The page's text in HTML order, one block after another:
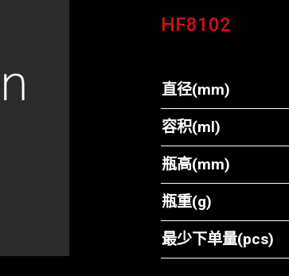
HF8102
直径(mm)
容积(ml)
瓶高(mm)
瓶重(g)
最少下单量(pcs)